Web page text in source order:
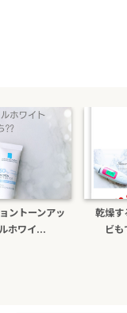
！大人のニキ
つける...
ポーラ
が